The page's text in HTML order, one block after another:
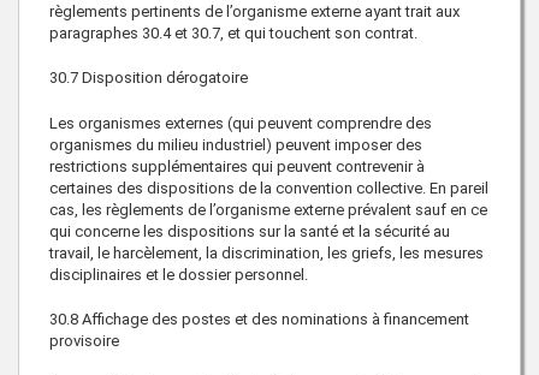
règlements pertinents de l’organisme externe ayant trait aux
paragraphes 30.4 et 30.7, et qui touchent son contrat.
30.7 Disposition dérogatoire
Les organismes externes (qui peuvent comprendre des
organismes du milieu industriel) peuvent imposer des
restrictions supplémentaires qui peuvent contrevenir à
certaines des dispositions de la convention collective. En pareil
cas, les règlements de l’organisme externe prévalent sauf en ce
qui concerne les dispositions sur la santé et la sécurité au
travail, le harcèlement, la discrimination, les griefs, les mesures
disciplinaires et le dossier personnel.
30.8 Affichage des postes et des nominations à financement
provisoire